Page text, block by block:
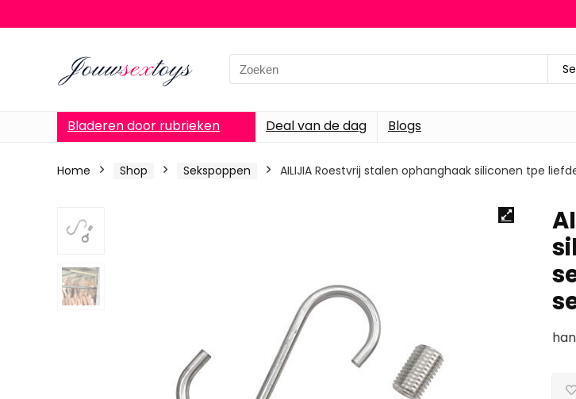
Search
for:
Bladeren door rubrieken Deal van de dag Blogs
Home Shop Sekspoppen AILIJIA Roestvrij stalen ophanghaak siliconen tpe